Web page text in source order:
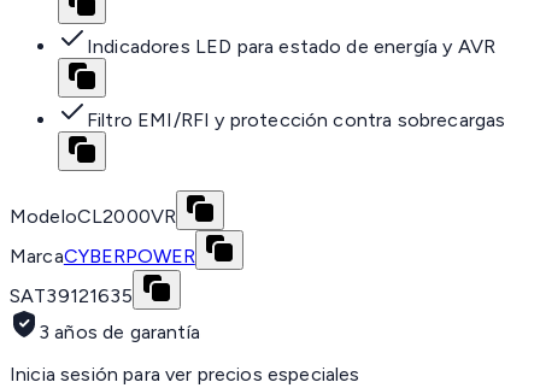
Indicadores LED para estado de energía y AVR
Filtro EMI/RFI y protección contra sobrecargas
ModeloCL2000VR
MarcaCYBERPOWER
SAT39121635
3 años de garantía
Inicia sesión para ver precios especiales